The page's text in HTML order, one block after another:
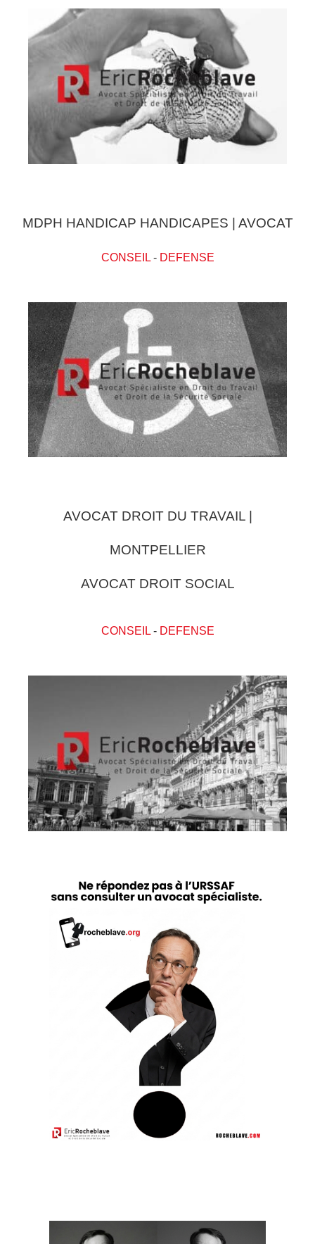
MDPH HANDICAP HANDICAPES | AVOCAT
CONSEIL- DEFENSE
AVOCAT DROIT DU TRAVAIL |
MONTPELLIER
AVOCAT DROIT SOCIAL
CONSEIL- DEFENSE